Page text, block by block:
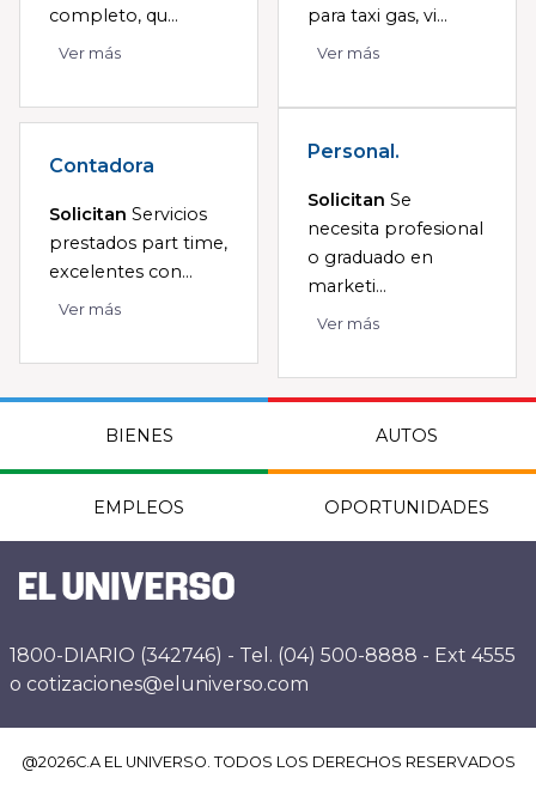
completo, qu...
Ver más
para taxi gas, vi...
Ver más
Contadora
Solicitan Servicios
prestados part time,
excelentes con...
Ver más
Personal.
Solicitan Se
necesita profesional
o graduado en
marketi...
Ver más
BIENES AUTOS
EMPLEOS OPORTUNIDADES
1800-DIARIO (342746) - Tel. (04) 500-8888 - Ext 4555
o cotizaciones@eluniverso.com
@2026C.A EL UNIVERSO. TODOS LOS DERECHOS RESERVADOS